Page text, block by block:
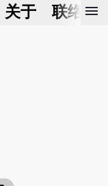
关于 联络我
menu